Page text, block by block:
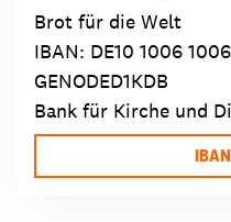
Brot für die Welt
IBAN: DE10 1006
GENODED1KDB
Bank für Kirche und